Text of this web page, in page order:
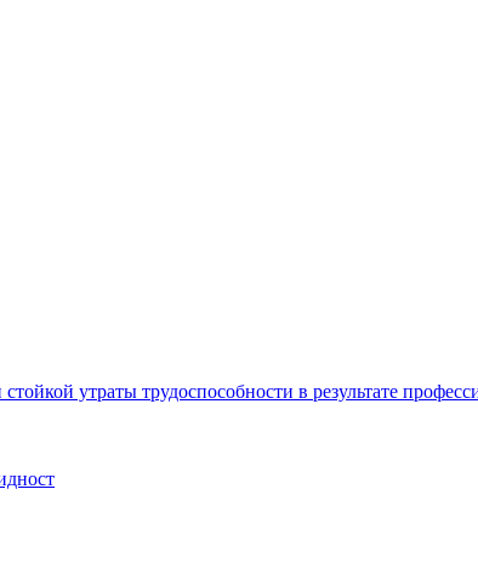
утраты трудоспособности в результате